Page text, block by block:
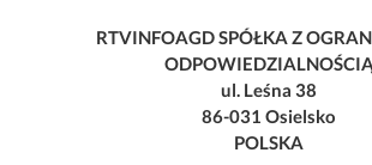
RTVINFOAGD SPÓŁKA Z
ODPOWIEDZIALNOŚCIĄ
ul. Leśna 38
86-031 Osielsko
POLSKA